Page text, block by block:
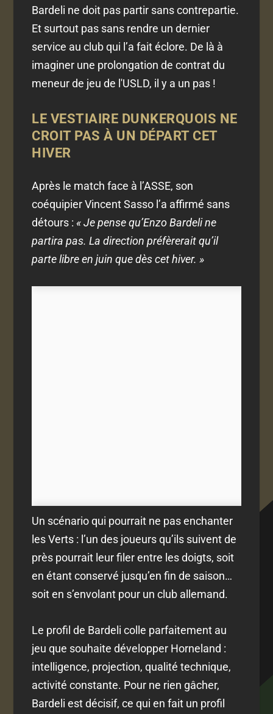
Bardeli ne doit pas partir sans contrepartie.
Et surtout pas sans rendre un dernier
service au club qui l’a fait éclore. De là à
imaginer une prolongation de contrat du
meneur de jeu de l'USLD, il y a un pas !
LE VESTIAIRE DUNKERQUOIS NE
CROIT PAS À UN DÉPART CET
HIVER
Après le match face à l’ASSE, son
coéquipier Vincent Sasso l’a affirmé sans
détours :« Je pense qu’Enzo Bardeli ne
partira pas. La direction préfèrerait qu’il
parte libre en juin que dès cet hiver. »
Un scénario qui pourrait ne pas enchanter
les Verts : l’un des joueurs qu’ils suivent de
près pourrait leur filer entre les doigts, soit
en étant conservé jusqu’en fin de saison…
soit en s’envolant pour un club allemand.
Le profil de Bardeli colle parfaitement au
jeu que souhaite développer Horneland :
intelligence, projection, qualité technique,
activité constante. Pour ne rien gâcher,
Bardeli est décisif, ce qui en fait un profil